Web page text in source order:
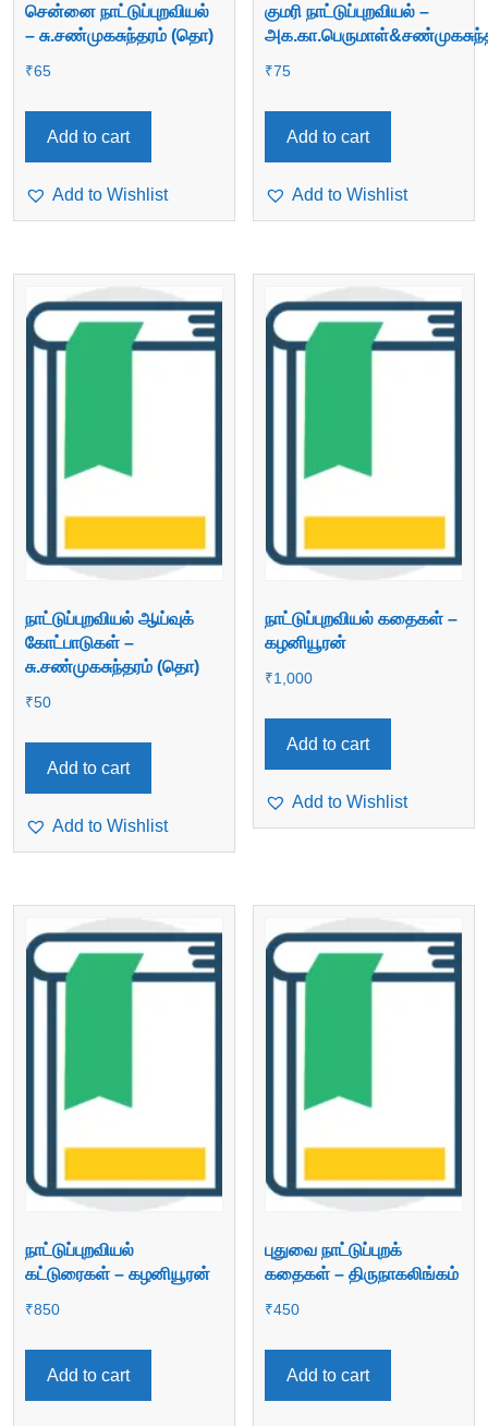
சென்னை நாட்டுப்புறவியல்
– சு.சண்முகசுந்தரம் (தொ)
₹65
Add to cart
Add to Wishlist
குமரி நாட்டுப்புறவியல் –
₹75
Add to cart
Add to Wishlist
நாட்டுப்புறவியல் ஆய்வுக்
கோட்பாடுகள் –
சு.சண்முகசுந்தரம் (தொ)
₹50
Add to cart
Add to Wishlist
நாட்டுப்புறவியல் கதைகள் –
கழனியூரன்
₹1,000
Add to cart
Add to Wishlist
நாட்டுப்புறவியல்
கட்டுரைகள் – கழனியூரன்
₹850
Add to cart
புதுவை நாட்டுப்புறக்
கதைகள் – திருநாகலிங்கம்
₹450
Add to cart